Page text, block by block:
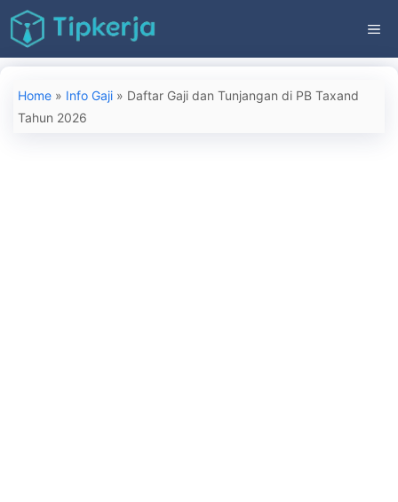
Langsung
ke
isi
Home » Info Gaji » Daftar Gaji dan Tunjangan di PB Taxand
Tahun 2026